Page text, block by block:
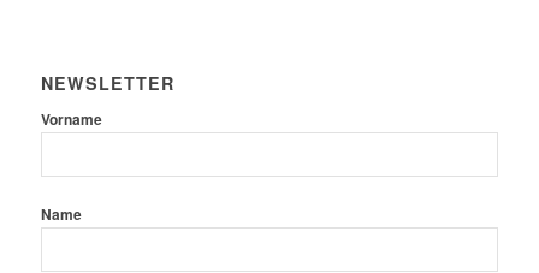
NEWSLETTER
Vorname
Name